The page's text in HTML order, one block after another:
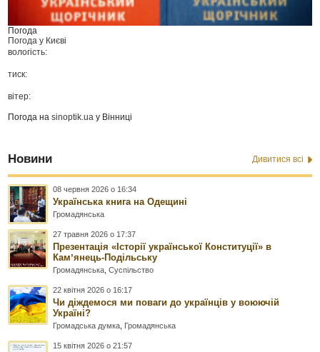
Погода
Погода у Києві
вологість:
тиск:
вітер:
Погода наsinoptik.ua у Вінниці
Новини Дивитися всі
08 червня 2026 о 16:34
Українська книга на Одещині
Громадянська
27 травня 2026 о 17:37
Презентація «Історії української Конституції» в
Камʼянець-Подільську
Громадянська ,Суспільство
22 квітня 2026 о 16:17
Чи діждемося ми поваги до українців у воюючій
Україні?
Громадська думка Громадянська
15 квітня 2026 о 21:57